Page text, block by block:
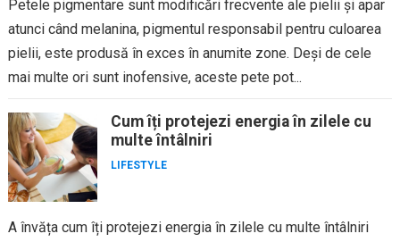
Petele pigmentare sunt modificări frecvente ale pielii și apar
atunci când melanina, pigmentul responsabil pentru culoarea
pielii, este produsă în exces în anumite zone. Deși de cele
mai multe ori sunt inofensive, aceste pete pot...
Cum îți protejezi energia în zilele cu
multe întâlniri
LIFESTYLE
A învăța cum îți protejezi energia în zilele cu multe întâlniri